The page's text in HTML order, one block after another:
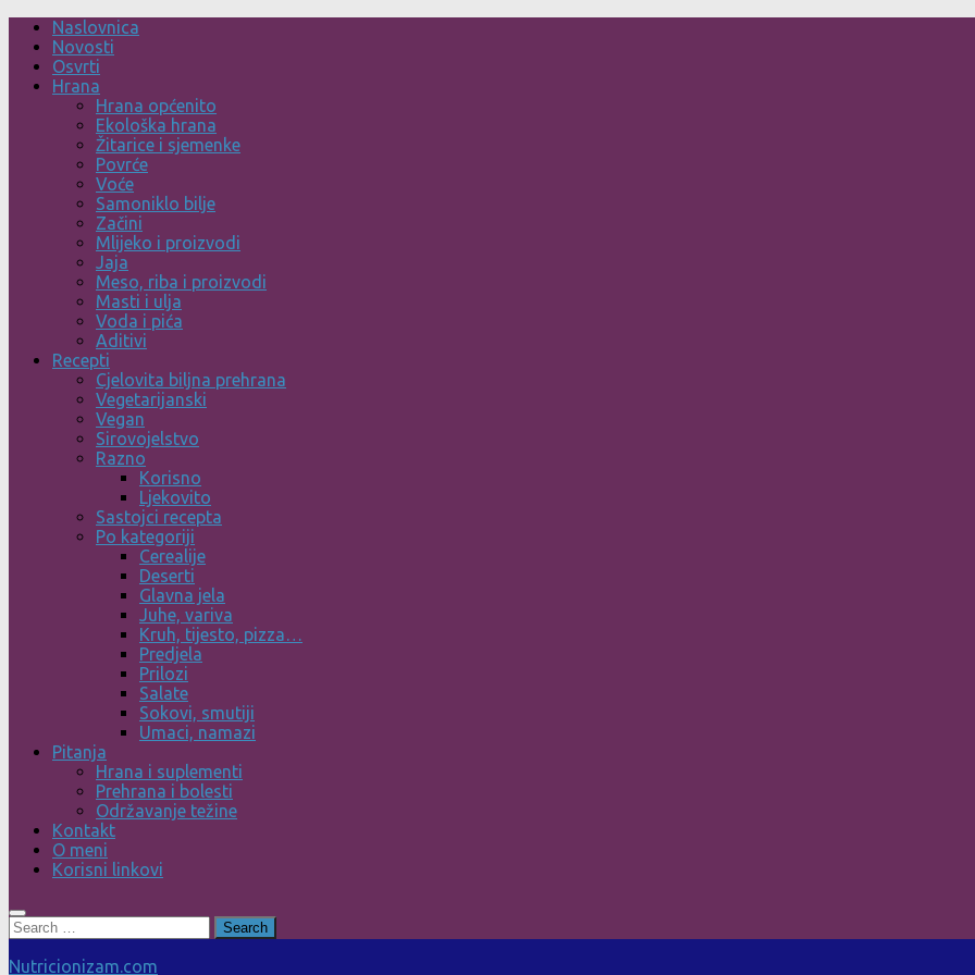
Skip
content
Naslovnica
Novosti
Osvrti
Hrana
Hrana općenito
Ekološka hrana
Žitarice i sjemenke
Povrće
Voće
Samoniklo bilje
Začini
Mlijeko i proizvodi
Jaja
Meso, riba i proizvodi
Masti i ulja
Voda i pića
Aditivi
Recepti
Cjelovita biljna prehrana
Vegetarijanski
Vegan
Sirovojelstvo
Razno
Korisno
Ljekovito
Sastojci recepta
Po kategoriji
Cerealije
Deserti
Glavna jela
Juhe, variva
Kruh, tijesto, pizza…
Predjela
Prilozi
Salate
Sokovi, smutiji
Umaci, namazi
Pitanja
Hrana i suplementi
Prehrana i bolesti
Održavanje težine
Kontakt
O meni
Korisni linkovi
Search
for:
Nutricionizam.com